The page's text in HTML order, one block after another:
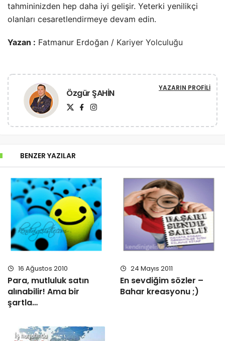
tahmininizden hep daha iyi gelişir. Yeterki yenilikçi
olanları cesaretlendirmeye devam edin.
Yazan : Fatmanur Erdoğan / Kariyer Yolculuğu
Özgür ŞAHİN YAZARIN PROFILI
BENZER YAZILAR
16 Ağustos 2010
Para, mutluluk satın
alınabilir! Ama bir
şartla…
24 Mayıs 2011
En sevdiğim sözler –
Bahar kreasyonu ;)